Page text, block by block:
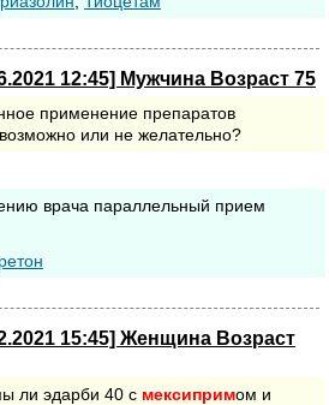
12:45] Мужчина Возраст 75
применение препаратов
или не желательно?
врача параллельный прием
15:45] Женщина Возраст
ли эдарби 40 с мексипримом и